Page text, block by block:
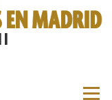
Menú